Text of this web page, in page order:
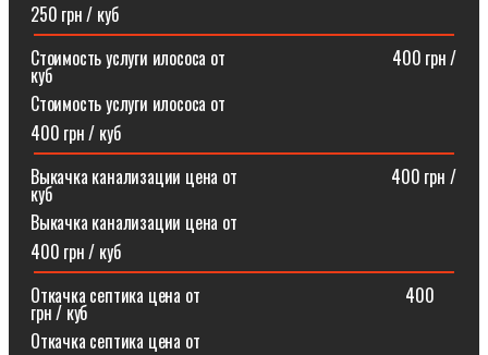
250 грн / куб
Стоимость услуги илососа от⠀⠀⠀⠀⠀⠀⠀⠀⠀⠀⠀⠀⠀400 грн /
куб
Стоимость услуги илососа от
400 грн / куб
Выкачка канализации цена от⠀⠀⠀⠀⠀⠀⠀⠀⠀⠀⠀⠀400 грн /
куб
Выкачка канализации цена от
400 грн / куб
Откачка септика цена от⠀⠀⠀⠀⠀⠀⠀⠀⠀⠀⠀⠀⠀⠀⠀⠀400
грн / куб
Откачка септика цена от